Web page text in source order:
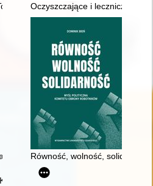
: TTT : "kolorowy ptak" :
Oczyszczające i lecznicze
Zespół Szkół
Równość, wolność,
Bosko w Oświęcimiu : kronika.